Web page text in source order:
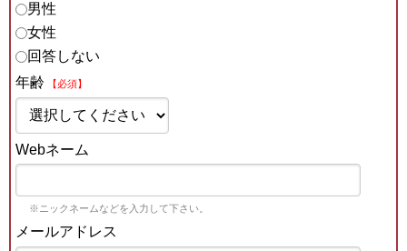
男性
女性
回答しない
年齢
【必須】
Webネーム
※ニックネームなどを入力して下さい。
メールアドレス